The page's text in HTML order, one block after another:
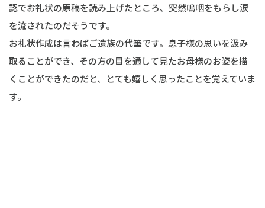
認でお礼状の原稿を読み上げたところ、突然嗚咽をもらし涙
を流されたのだそうです。
お礼状作成は言わばご遺族の代筆です。息子様の思いを汲み
取ることができ、その方の目を通して見たお母様のお姿を描
くことができたのだと、とても嬉しく思ったことを覚えていま
す。